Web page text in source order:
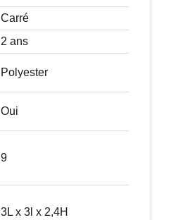
Carré
2 ans
Polyester
Oui
9
3L x 3l x 2,4H